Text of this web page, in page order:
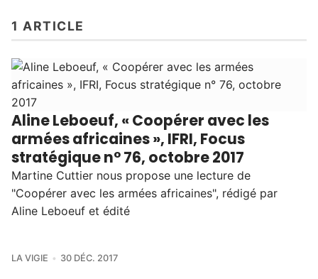
1 ARTICLE
Aline Leboeuf, « Coopérer avec les
armées africaines », IFRI, Focus
stratégique n° 76, octobre 2017
Martine Cuttier nous propose une lecture de
"Coopérer avec les armées africaines", rédigé par
Aline Leboeuf et édité
LA VIGIE 30 DÉC. 2017